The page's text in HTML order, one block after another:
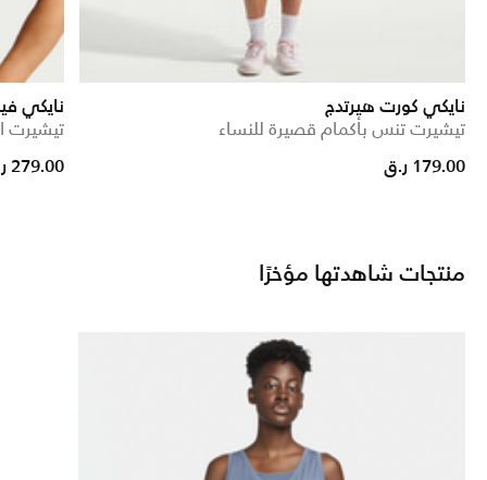
نايكي كورت هيرتدج
تيشيرت تنس بأكمام قصيرة للنساء
179.00 ر.ق
نايكي
تيشيرت
279.00 ر.ق
منتجات شاهدتها مؤخرًا